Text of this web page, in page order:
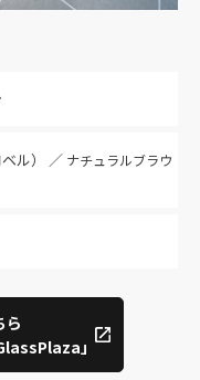
ル） ／ ナチュラルブラウ
ら
」